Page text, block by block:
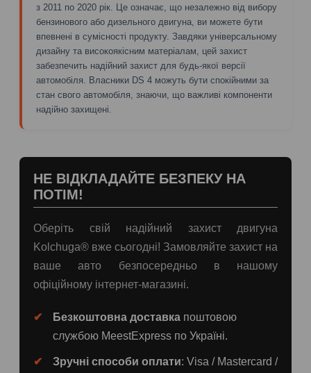
з 2011 по 2020 рік. Це означає, що незалежно від вибору
бензинового або дизельного двигуна, ви можете бути
впевнені в сумісності продукту. Завдяки універсальному
дизайну та високоякісним матеріалам, цей захист
забезпечить надійний захист для будь-якої версії
автомобіля. Власники DS 4 можуть бути спокійними за
стан свого автомобіля, знаючи, що важливі компоненти
надійно захищені.
НЕ ВІДКЛАДАЙТЕ БЕЗПЕКУ НА
ПОТІМ!
Оберіть свій надійний захист двигуна
Kolchuga® вже сьогодні! Замовляйте захист на
ваше авто безпосередньо в нашому
офіційному інтернет-магазині.
Безкоштовна доставка поштовою
службою MeestExpress по Україні.
Зручні способи оплати: Visa / Mastercard /